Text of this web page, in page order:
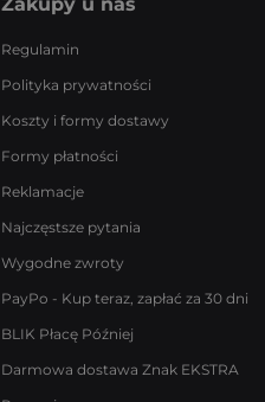
Regulamin
Polityka prywatności
Koszty i formy dostawy
Formy płatności
Reklamacje
Najczęstsze pytania
Wygodne zwroty
PayPo - Kup teraz, zapłać za 30 dni
BLIK Płacę Później
Darmowa dostawa Znak EKSTRA